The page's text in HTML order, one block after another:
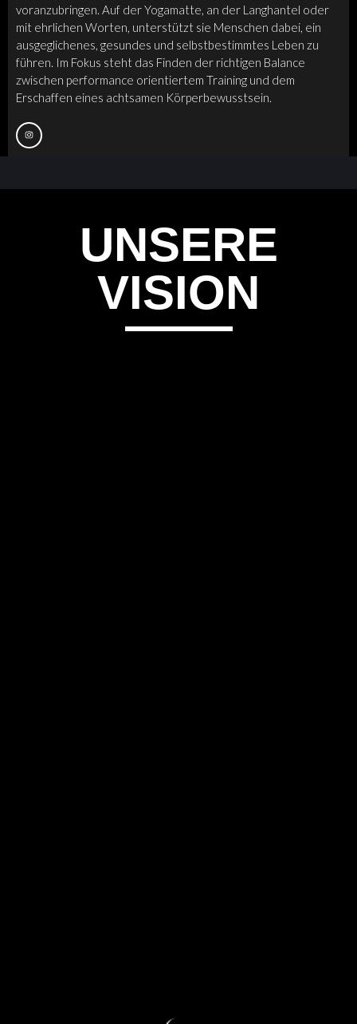
voranzubringen. Auf der Yogamatte, an der Langhantel oder
mit ehrlichen Worten, unterstützt sie Menschen dabei, ein
ausgeglichenes, gesundes und selbstbestimmtes Leben zu
führen. Im Fokus steht das Finden der richtigen Balance
zwischen performance orientiertem Training und dem
Erschaffen eines achtsamen Körperbewusstsein.
UNSERE
VISION